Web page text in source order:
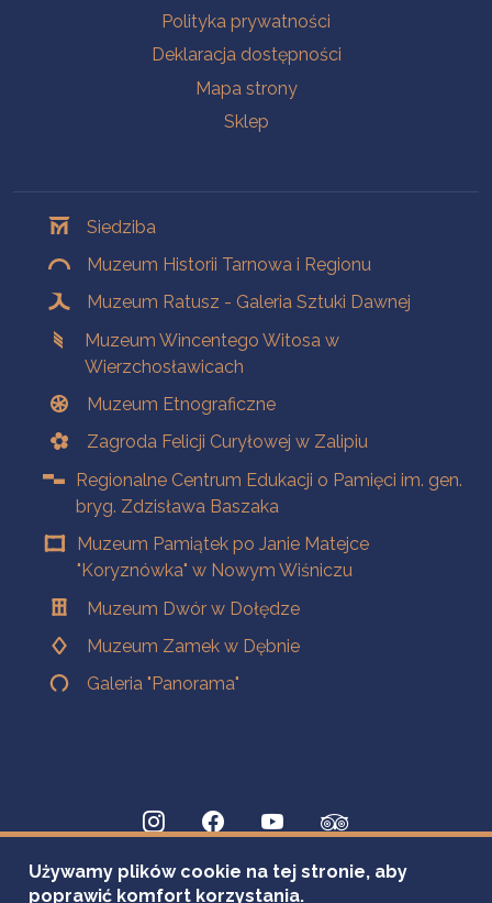
Polityka prywatności
Deklaracja dostępności
Mapa strony
Sklep
Siedziba
Muzeum Historii Tarnowa i Regionu
Muzeum Ratusz - Galeria Sztuki Dawnej
Muzeum Wincentego Witosa w
Wierzchosławicach
Muzeum Etnograficzne
Zagroda Felicji Curyłowej w Zalipiu
Regionalne Centrum Edukacji o Pamięci im. gen.
bryg. Zdzisława Baszaka
Muzeum Pamiątek po Janie Matejce
"Koryznówka" w Nowym Wiśniczu
Muzeum Dwór w Dołędze
Muzeum Zamek w Dębnie
Galeria "Panorama"
Używamy plików cookie na tej stronie, aby
poprawić komfort korzystania.